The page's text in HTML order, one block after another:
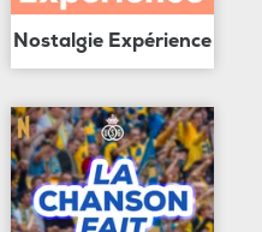
Nostalgie Expérience